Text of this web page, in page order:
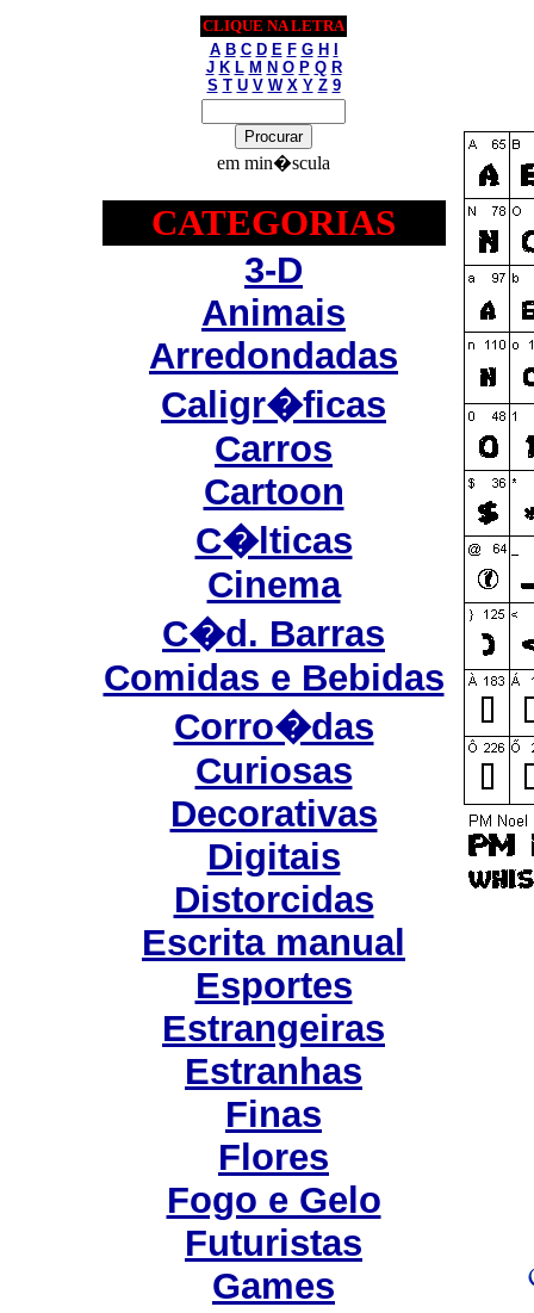
CLIQUE NA LETRA
A B C D E F G H
J K L M N O P Q R
S T U V W X Y Z 9
em min�scula
CATEGORIAS
3-D
Animais
Arredondadas
Caligr�ficas
Carros
Cartoon
C�lticas
Cinema
C�d. Barras
Comidas e Bebidas
Corro�das
Curiosas
Decorativas
Digitais
Distorcidas
Escrita manual
Esportes
Estrangeiras
Estranhas
Finas
Flores
Fogo e Gelo
Futuristas
Games